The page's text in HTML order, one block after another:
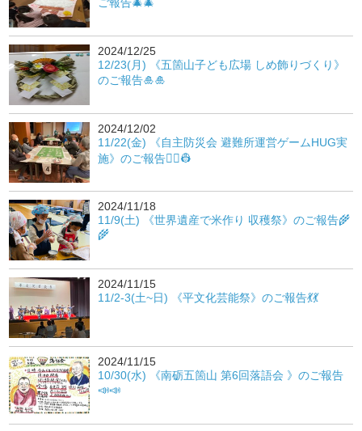
2024/12/25
12/23(月) 《五箇山子ども広場 しめ飾りづくり》
のご報告🎍🎍
2024/12/02
11/22(金) 《自主防災会 避難所運営ゲームHUG実
施》のご報告👷‍♀️👷
2024/11/18
11/9(土) 《世界遺産で米作り 収穫祭》のご報告🌾
🌾
2024/11/15
11/2-3(土~日) 《平文化芸能祭》のご報告💃💃
2024/11/15
10/30(水) 《南砺五箇山 第6回落語会 》のご報告
📣📣